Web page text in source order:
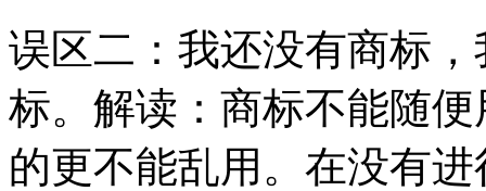
误区二：我还没有商标
标。解读：商标不能随
的更不能乱用。在没有